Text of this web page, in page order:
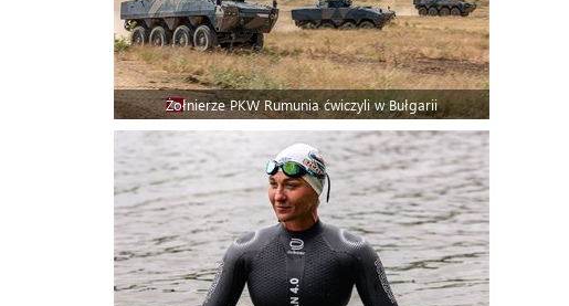
Żołnierze PKW Rumunia ćwiczyli w Bułgarii